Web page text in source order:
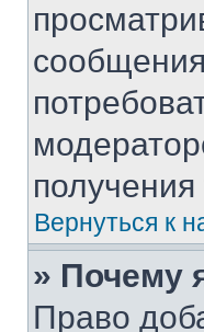
Вернуться к
» Почему
Право